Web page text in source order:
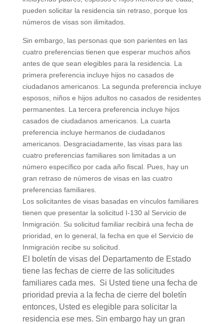
pueden solicitar la residencia sin retraso, porque los
números de visas son ilimitados.
Sin embargo, las personas que son parientes en las
cuatro preferencias tienen que esperar muchos años
antes de que sean elegibles para la residencia. La
primera preferencia incluye hijos no casados de
ciudadanos americanos. La segunda preferencia incluye
esposos, niños e hijos adultos no casados de residentes
permanentes. La tercera preferencia incluye hijos
casados de ciudadanos americanos. La cuarta
preferencia incluye hermanos de ciudadanos
americanos. Desgraciadamente, las visas para las
cuatro preferencias familiares son limitadas a un
número específico por cada año fiscal. Pues, hay un
gran retraso de números de visas en las cuatro
preferencias familiares.
Los solicitantes de visas basadas en vínculos familiares
tienen que presentar la solicitud I-130 al Servicio de
Inmigración. Su solicitud familiar recibirá una fecha de
prioridad, en lo general, la fecha en que el Servicio de
Inmigración recibe su solicitud.
El boletín de visas del Departamento de Estado
tiene las fechas de cierre de las solicitudes
familiares cada mes. Si Usted tiene una fecha de
prioridad previa a la fecha de cierre del boletín
entonces, Usted es elegible para solicitar la
residencia ese mes. Sin embargo hay un gran